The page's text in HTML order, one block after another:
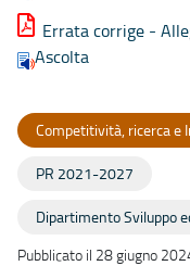
Errata corrige -
Ascolta
Competitività, ricerca e
PR 2021-2027
Dipartimento Sviluppo
Pubblicato il 28 giugno